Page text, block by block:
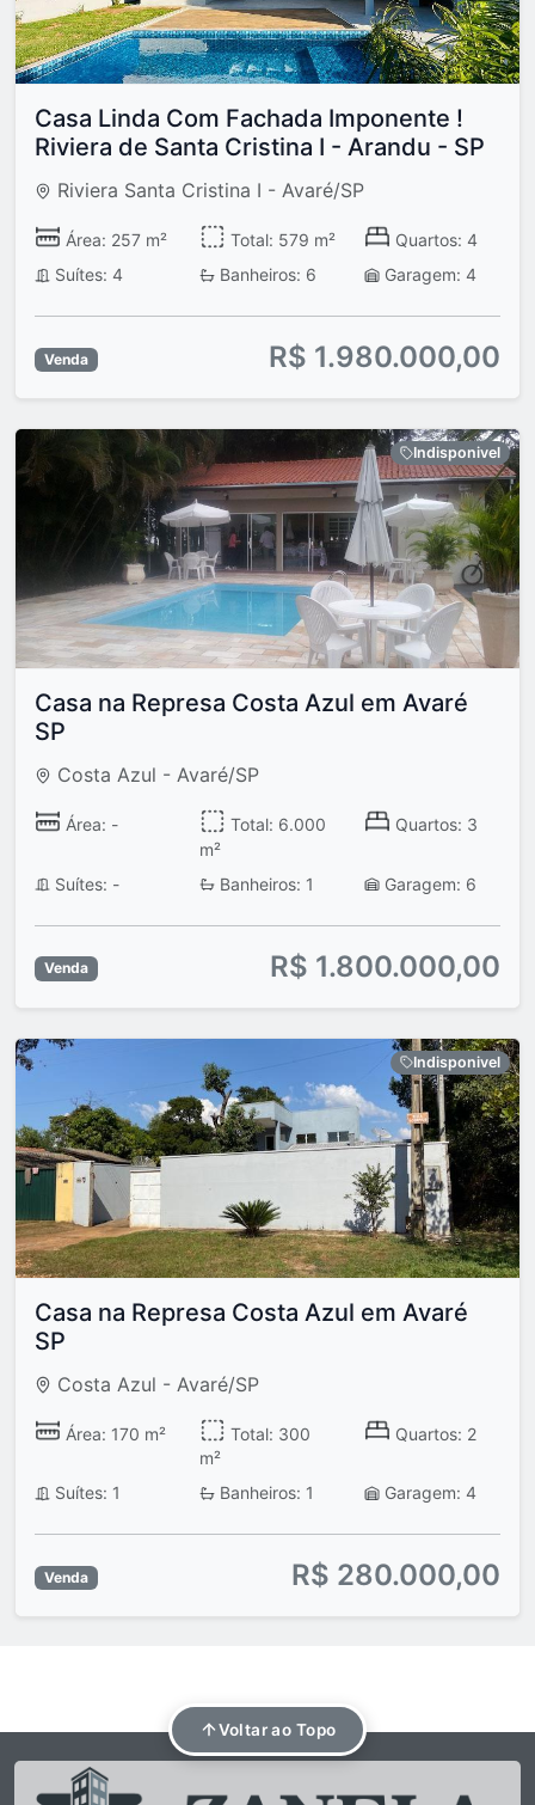
Casa Linda Com Fachada Imponente !
Riviera de Santa Cristina I - Arandu - SP
Riviera Santa Cristina I - Avaré/SP
Área: 257 m² Total: 579 m²
Quartos: 4
Suítes: 4
Banheiros: 6 Garagem: 4
Venda R$ 1.980.000,00
Indisponivel
Casa na Represa Costa Azul em Avaré
SP
Costa Azul - Avaré/SP
Área: -
Total: 6.000
m²
Quartos: 3
Suítes: - Banheiros: 1 Garagem: 6
Venda R$ 1.800.000,00
Indisponivel
Casa na Represa Costa Azul em Avaré
SP
Costa Azul - Avaré/SP
Área: 170 m²
Total: 300
m²
Quartos: 2
Suítes: 1 Banheiros: 1 Garagem: 4
Venda R$ 280.000,00
Voltar ao Topo